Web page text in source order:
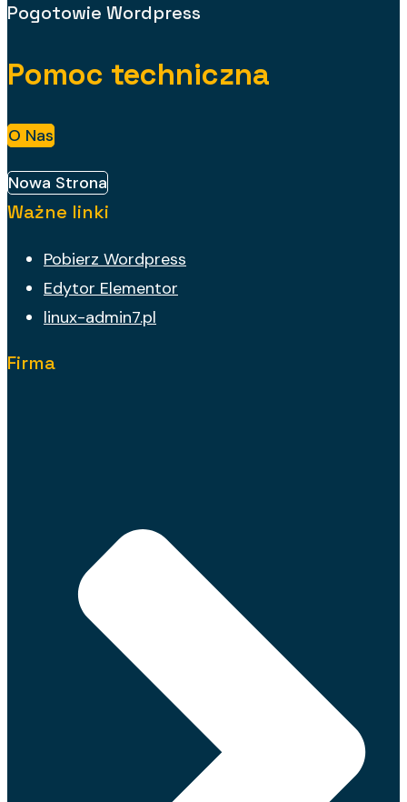
Pogotowie Wordpress
Pomoc techniczna
O Nas
Nowa Strona
Ważne linki
Pobierz Wordpress
Edytor Elementor
linux-admin7.pl
Firma